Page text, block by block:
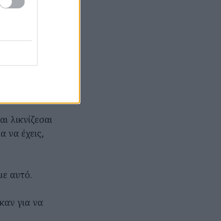
που
τον
λικνίζεσαι
να έχεις,
αυτό.
για να